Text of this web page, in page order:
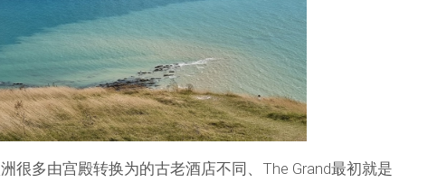
很多由宫殿转换为的古老酒店不同、The Grand最初就是